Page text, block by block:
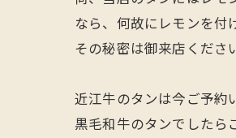
なら、何故にレモンを付
その秘密は御来店くださ
近江牛のタンは今ご予約
黒毛和牛のタンでしたら